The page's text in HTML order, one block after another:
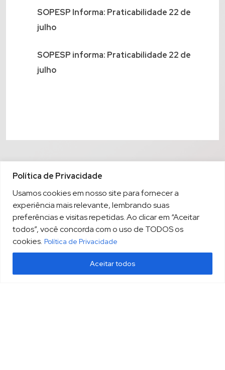
Política de Privacidade
Usamos cookies em nosso site para fornecer a
experiência mais relevante, lembrando suas
preferências e visitas repetidas. Ao clicar em “Aceitar
todos”, você concorda com o uso de TODOS os
cookies. Política de Privacidade
Aceitar todos
SOPESP Informa: Praticabilidade 22 de
julho
SOPESP informa: Praticabilidade 22 de
julho